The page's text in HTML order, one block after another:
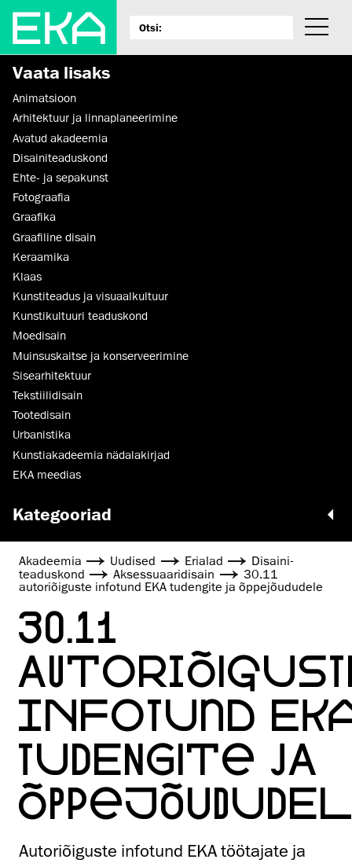
Vaata lisaks
Animatsioon
Arhitektuur ja linnaplaneerimine
Avatud akadeemia
Disaini­­teaduskond
Ehte- ja sepakunst
Fotograafia
Graafika
Graafiline disain
Keraamika
Klaas
Kunstiteadus ja visuaalkultuur
Kunsti­kultuuri teaduskond
Moedisain
Muinsus­kaitse ja konserveerimine
Sisearhitektuur
Tekstiilidisain
Tootedisain
Urbanistika
Kunstiakadeemia nädalakirjad
EKA meedias
Kategooriad
Akadeemia Uudised Erialad
Disaini­­
teaduskond
Aksessuaaridisain
30.11
autoriõiguste infotund EKA tudengite ja õppejõududele
30.11
INFOTUND
TUDENGITE JA
Autoriõiguste infotund EKA töötajate ja